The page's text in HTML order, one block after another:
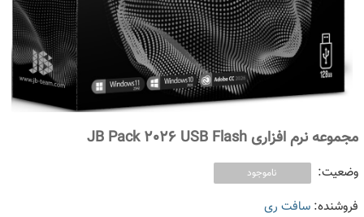
مجموعه نرم افزاری JB Pack 2026 USB Flash
وضعیت: ناموجود
فروشنده:سافت ری